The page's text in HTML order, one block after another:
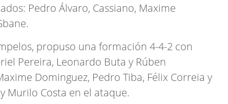
Pedro Álvaro, Cassiano, Maxime
propuso una formación 4-4-2 con
Pereira, Leonardo Buta y Rúben
Dominguez, Pedro Tiba, Félix Correia y
Murilo Costa en el ataque.